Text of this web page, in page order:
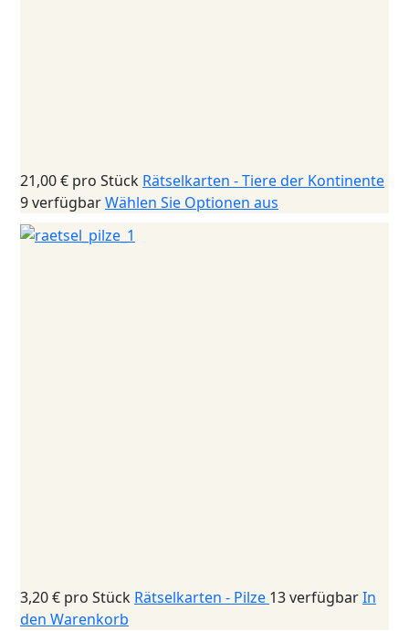
21,00 € pro Stück Rätselkarten - Tiere der Kontinente
9 verfügbarWählen Sie Optionen aus
3,20 € pro Stück Rätselkarten - Pilze 13 verfügbarIn
den Warenkorb